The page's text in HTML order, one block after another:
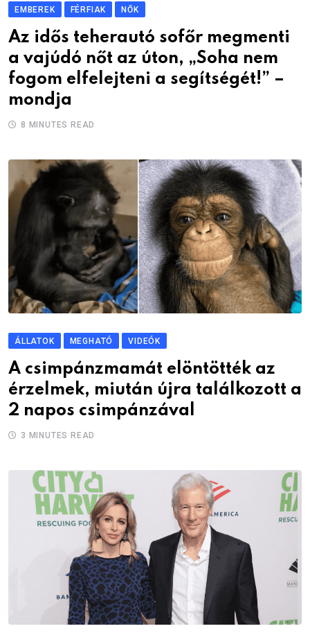
EMBEREK FÉRFIAK NŐK
Az idős teherautó sofőr megmenti
a vajúdó nőt az úton, „Soha nem
fogom elfelejteni a segítségét!” –
mondja
8 MINUTES READ
ÁLLATOK MEGHATÓ VIDEÓK
A csimpánzmamát elöntötték az
érzelmek, miután újra találkozott a
2 napos csimpánzával
3 MINUTES READ